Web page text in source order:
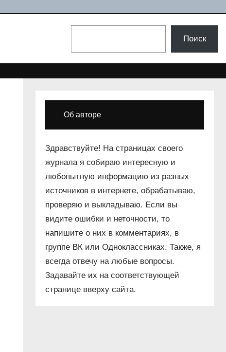
Поиск
Об авторе
Здравствуйте! На страницах своего
журнала я собираю интересную и
любопытную информацию из разных
источников в интернете, обрабатываю,
проверяю и выкладываю. Если вы
видите ошибки и неточности, то
напишите о них в комментариях, в
группе ВК или Одноклассниках. Также, я
всегда отвечу на любые вопросы.
Задавайте их на соответствующей
странице вверху сайта.